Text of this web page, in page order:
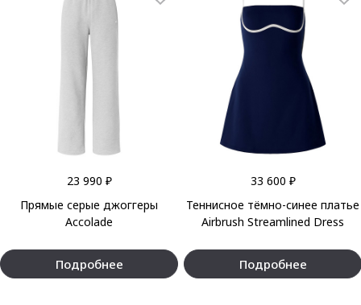
23 990 ₽
Прямые серые джоггеры
Accolade
Подробнее
33 600 ₽
Теннисное тёмно-синее платье
Airbrush Streamlined Dress
Подробнее